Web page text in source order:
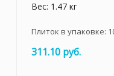
Вес: 1.47 кг
Плиток в упаковке:
311.10 руб.